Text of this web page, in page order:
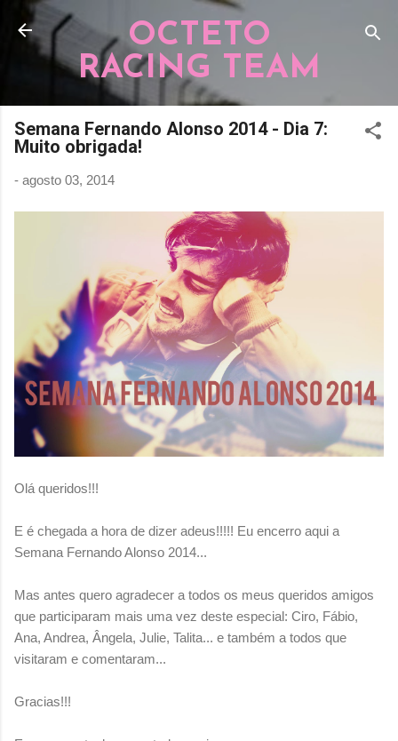
Pular para o conteúdo principal
OCTETO
RACING TEAM
Semana Fernando Alonso 2014 - Dia 7:
Muito obrigada!
- agosto 03, 2014
Olá queridos!!!
E é chegada a hora de dizer adeus!!!!! Eu encerro aqui a
Semana Fernando Alonso 2014...
Mas antes quero agradecer a todos os meus queridos amigos
que participaram mais uma vez deste especial: Ciro, Fábio,
Ana, Andrea, Ângela, Julie, Talita... e também a todos que
visitaram e comentaram...
Gracias!!!